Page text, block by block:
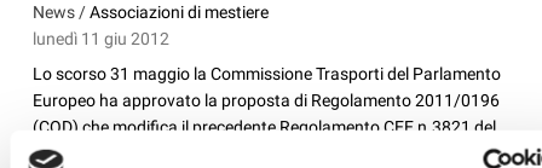
News /Associazioni di mestiere
lunedì 11 giu 2012
Lo scorso 31 maggio la Commissione Trasporti del Parlamento
Europeo ha approvato la proposta di Regolamento 2011/0196
(COD) che modifica il precedente Regolamento CEE n.3821 del
Consiglio, concernente il cronotachigrafo per i trasporti su